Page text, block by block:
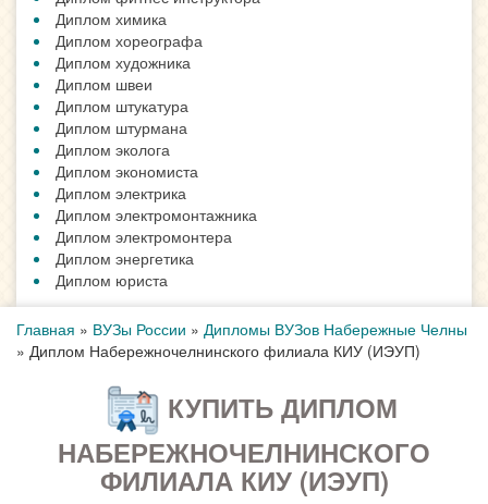
Диплом химика
Диплом хореографа
Диплом художника
Диплом швеи
Диплом штукатура
Диплом штурмана
Диплом эколога
Диплом экономиста
Диплом электрика
Диплом электромонтажника
Диплом электромонтера
Диплом энергетика
Диплом юриста
Главная » ВУЗы России » Дипломы ВУЗов Набережные Челны
» Диплом Набережночелнинского филиала КИУ (ИЭУП)
КУПИТЬ ДИПЛОМ
НАБЕРЕЖНОЧЕЛНИНСКОГО
ФИЛИАЛА КИУ (ИЭУП)